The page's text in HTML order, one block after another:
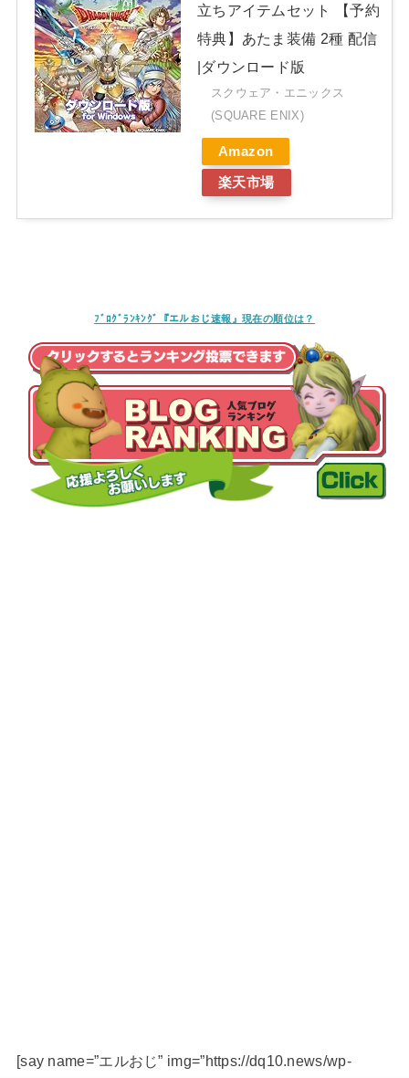
立ちアイテムセット 【予約
特典】あたま装備 2種 配信
|ダウンロード版
スクウェア・エニックス
(SQUARE ENIX)
Amazon
楽天市場
ﾌﾞﾛｸﾞﾗﾝｷﾝｸﾞ『エルおじ速報』現在の順位は？
[say name=”エルおじ” img=”https://dq10.news/wp-